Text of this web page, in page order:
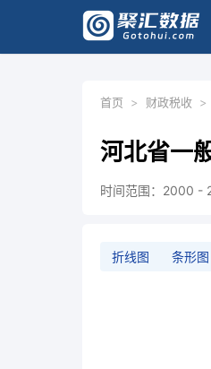
首页 > 财政税收 >
河北省一
时间范围：2000 -
折线图 条形图